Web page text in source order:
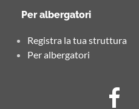
Per albergatori
Registra la tua struttura
Per albergatori